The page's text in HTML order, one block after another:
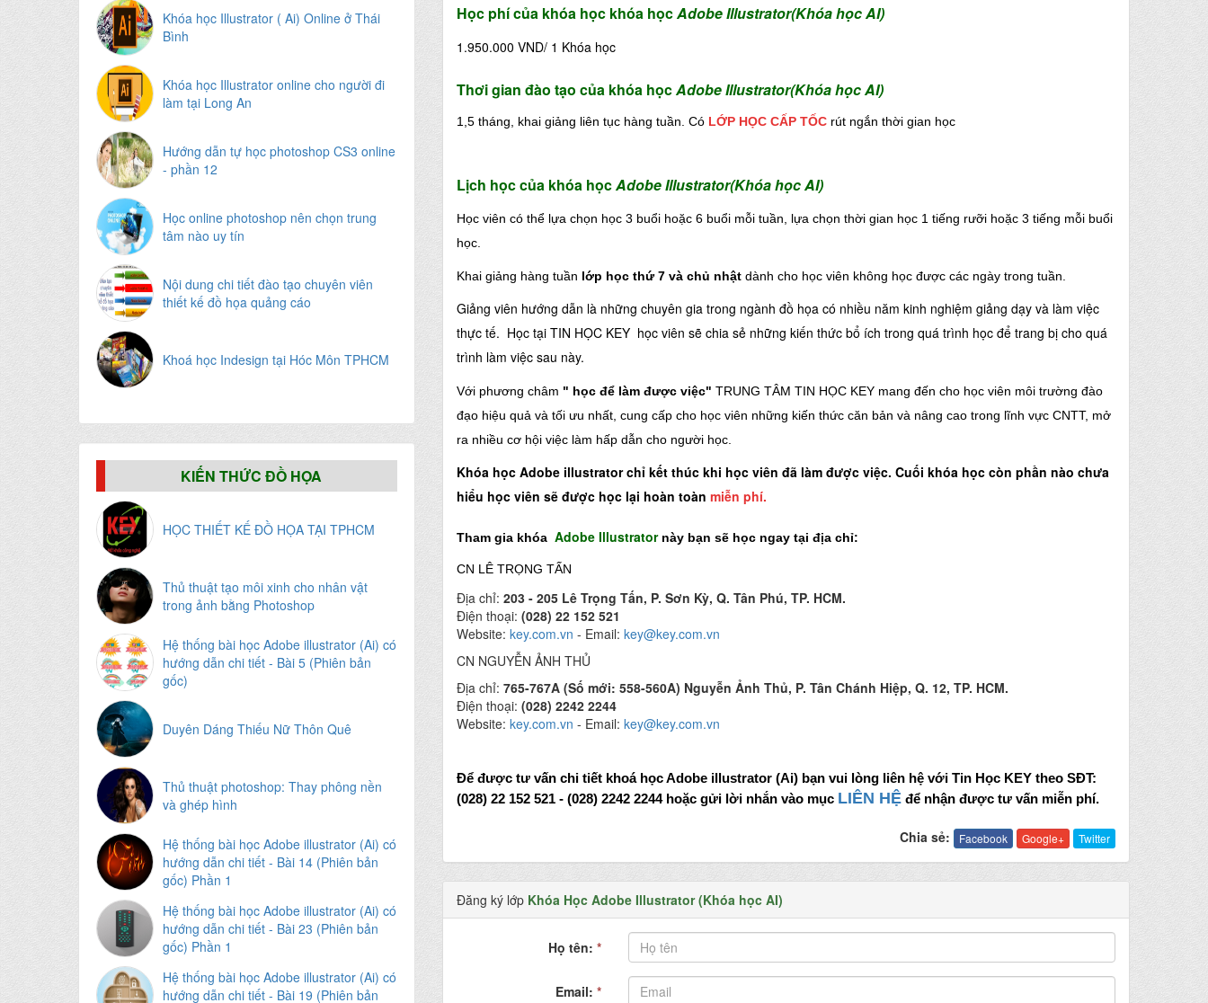
Khóa học Illustrator ( Ai) Online ở Thái
Bình
Khóa học Illustrator online cho người đi
làm tại Long An
Hướng dẫn tự học photoshop CS3 online
- phần 12
Học online photoshop nên chọn trung
tâm nào uy tín
Nội dung chi tiết đào tạo chuyên viên
thiết kế đồ họa quảng cáo
Khoá học Indesign tại Hóc Môn TPHCM
KIẾN THỨC ĐỒ HỌA
HỌC THIẾT KẾ ĐỒ HỌA TẠI TPHCM
Thủ thuật tạo môi xinh cho nhân vật
trong ảnh bằng Photoshop
Hệ thống bài học Adobe illustrator (Ai) có
hướng dẫn chi tiết - Bài 5 (Phiên bản
gốc)
Duyên Dáng Thiếu Nữ Thôn Quê
Thủ thuật photoshop: Thay phông nền
và ghép hình
Hệ thống bài học Adobe illustrator (Ai) có
hướng dẫn chi tiết - Bài 14 (Phiên bản
gốc) Phần 1
Hệ thống bài học Adobe illustrator (Ai) có
hướng dẫn chi tiết - Bài 23 (Phiên bản
gốc) Phần 1
Hệ thống bài học Adobe illustrator (Ai) có
hướng dẫn chi tiết - Bài 19 (Phiên bản
Học phícủa khóa học khóa họcAdobe Illustrator(Khóa học AI)
1.950.000 VND/ 1 Khóa học
Thơigian đào tạo của khóa họcAdobe Illustrator(Khóa học AI)
1,5 tháng, khai giảng liên tục hàng tuần. Có LỚP HỌC CẤP TỐC rút ngắn thời gian học
Lịch học của khóa họcAdobe Illustrator(Khóa học AI)
Học viên có thể lựa chọn học 3 buổi hoặc 6 buổi mỗi tuần, lựa chọn thời gian học 1 tiếng rưỡi hoặc 3 tiếng mỗi buổi
học.
Khai giảng hàng tuần lớp học thứ 7 và chủ nhật dành cho học viên không học được các ngày trong tuần.
Giảng viên hướng dẫn là những chuyên gia trong ngành đồ họa có nhiều năm kinh nghiệm giảng dạy và làm việc
thực tế. Học tại TIN HỌC KEY học viên sẽ chia sẻ những kiến thức bổ ích trong quá trình học để trang bị cho quá
trình làm việc sau này.
Với phương châm " học để làm được việc" TRUNG TÂM TIN HỌC KEY mang đến cho học viên môi trường đào
đạo hiệu quả và tối ưu nhất, cung cấp cho học viên những kiến thức căn bản và nâng cao trong lĩnh vực CNTT, mở
ra nhiều cơ hội việc làm hấp dẫn cho người học.
Khóa học Adobe illustrator chỉ kết thúc khi học viên đã làm được việc. Cuối khóa học còn phần nào chưa
hiểu học viên sẽ được học lại hoàn toàn miễn phí.
Tham gia khóa Adobe Illustratornày bạn sẽ học ngay tại địa chỉ:
CN LÊ TRỌNG TẤN
Địa chỉ: 203 - 205 Lê Trọng Tấn, P. Sơn Kỳ, Q. Tân Phú, TP. HCM.
Điện thoại: (028) 22 152 521
Website: key.com.vn - Email: key@key.com.vn
CN NGUYỄN ẢNH THỦ
Địa chỉ: 765-767A (Số mới: 558-560A) Nguyễn Ảnh Thủ, P. Tân Chánh Hiệp, Q. 12, TP. HCM.
Điện thoại: (028) 2242 2244
Website: key.com.vn - Email: key@key.com.vn
Để được tư vấn chi tiết khoá học Adobe illustrator (Ai) bạn vui lòng liên hệ với Tin Học KEY theo SĐT:
(028) 22 152 521 - (028) 2242 2244 hoặc gửi lời nhắn vào mục LIÊN HỆ để nhận được tư vấn miễn phí.
Chia sẻ: Facebook Google+ Twitter
Đăng ký lớp Khóa Học Adobe Illustrator (Khóa học AI)
Họ tên: *
Email: *